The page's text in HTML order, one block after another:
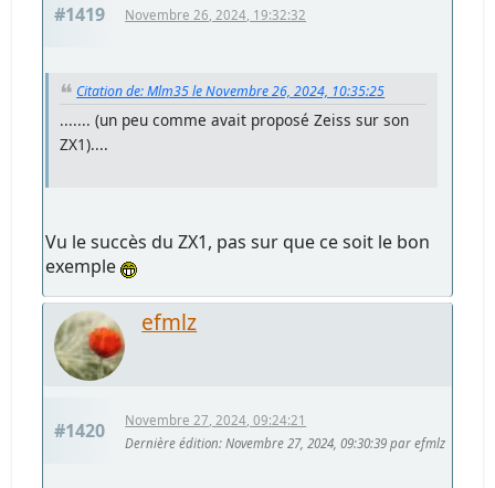
#1419 Novembre 26, 2024, 19:32:32
Citation de: Mlm35 le Novembre 26, 2024, 10:35:25
....... (un peu comme avait proposé Zeiss sur son
ZX1)....
Vu le succès du ZX1, pas sur que ce soit le bon
exemple
efmlz
#1420
Novembre 27, 2024, 09:24:21
Dernière édition: Novembre 27, 2024, 09:30:39 par efmlz